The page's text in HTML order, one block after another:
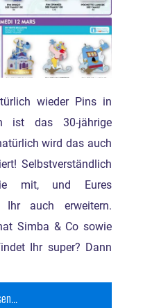
wieder Pins in
ist das 30-jährige
wird das auch
Selbstverständlich
mit, und Eures
Ihr auch erweitern.
Simba & Co sowie
Ihr super? Dann